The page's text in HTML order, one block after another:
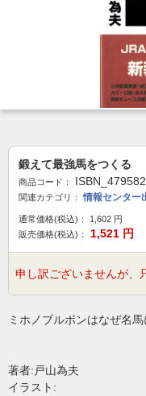
鍛えて最強馬をつくる
商品コード：
関連カテゴリ： 情報センター
通常価格(税込)： 1,602 円
販売価格(税込)：
1,521 円
申し訳ございませんが、
ミホノブルボンはなぜ名
著者:戸山為夫
イラスト: